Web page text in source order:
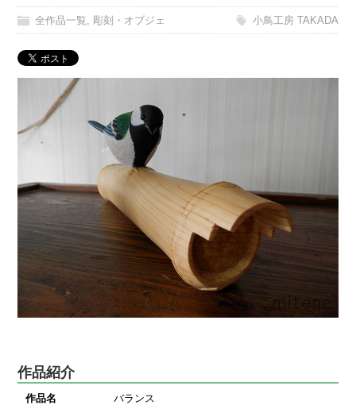
全作品一覧,彫刻・オブジェ 小鳥工房 TAKADA
作品紹介
作品名 バランス